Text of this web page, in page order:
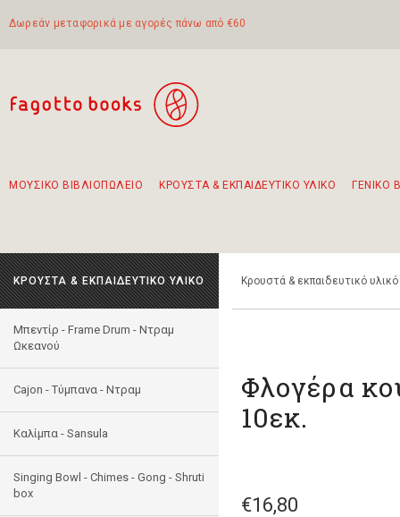
Δωρεάν μεταφορικά με αγορές πάνω από €60
ΜΟΥΣΙΚΟ ΒΙΒΛΙΟΠΩΛΕΙΟ ΚΡΟΥΣΤΑ & ΕΚΠΑΙΔΕΥΤΙΚΟ ΥΛΙΚΟ ΓΕΝΙΚΟ
ΚΡΟΥΣΤΑ & ΕΚΠΑΙΔΕΥΤΙΚΟ ΥΛΙΚΟ
Μπεντίρ - Frame Drum - Ντραμ
Ωκεανού
Cajon - Τύμπανα - Ντραμ
Καλίμπα - Sansula
Singing Bowl - Chimes - Gong - Shruti
box
Κρουστά & εκπαιδευτικό υλικό
Φλογέρα
10εκ.
€16,80